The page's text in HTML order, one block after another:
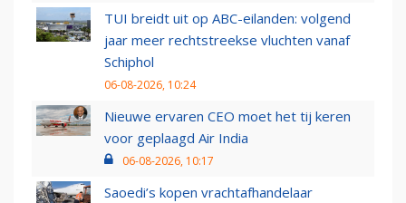
TUI breidt uit op ABC-eilanden: volgend
jaar meer rechtstreekse vluchten vanaf
Schiphol
06-08-2026, 10:24
Nieuwe ervaren CEO moet het tij keren
voor geplaagd Air India
06-08-2026, 10:17
Saoedi’s kopen vrachtafhandelaar